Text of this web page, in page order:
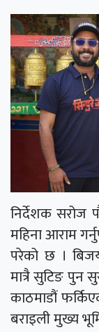
निर्देशक सरोज
महिना आराम
परेको छ ।
मात्रै सुटिङ पुन
काठमाडौं
बराइली मुख्य